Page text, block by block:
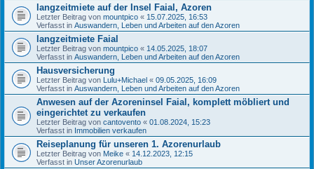
langzeitmiete auf der Insel Faial, Azoren
Letzter Beitrag von mountpico « 15.07.2025, 16:53
Verfasst in Auswandern, Leben und Arbeiten auf den Azoren
langzeitmiete Faial
Letzter Beitrag von mountpico « 14.05.2025, 18:07
Verfasst in Auswandern, Leben und Arbeiten auf den Azoren
Hausversicherung
Letzter Beitrag von Lulu+Michael « 09.05.2025, 16:09
Verfasst in Auswandern, Leben und Arbeiten auf den Azoren
Anwesen auf der Azoreninsel Faial, komplett möbliert und
eingerichtet zu verkaufen
Letzter Beitrag von cantovento « 01.08.2024, 15:23
Verfasst in Immobilien verkaufen
Reiseplanung für unseren 1. Azorenurlaub
Letzter Beitrag von Meike « 14.12.2023, 12:15
Verfasst in Unser Azorenurlaub